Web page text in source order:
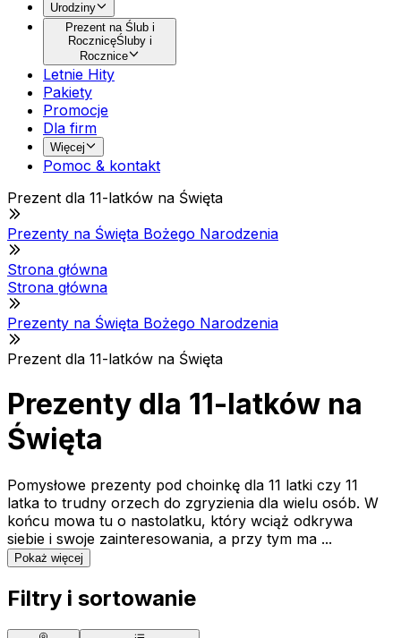
Urodziny
Prezent na Ślub i
RocznicęŚluby i
Rocznice
Letnie Hity
Pakiety
Promocje
Dla firm
Więcej
Pomoc & kontakt
Prezent dla 11-latków na Święta
Prezenty na Święta Bożego Narodzenia
Strona główna
Strona główna
Prezenty na Święta Bożego Narodzenia
Prezent dla 11-latków na Święta
Prezenty dla 11-latków na
Święta
Pomysłowe prezenty pod choinkę dla 11 latki czy 11
latka to trudny orzech do zgryzienia dla wielu osób. W
końcu mowa tu o nastolatku, który wciąż odkrywa
siebie i swoje zainteresowania, a przy tym ma ...
Pokaż więcej
Filtry i sortowanie